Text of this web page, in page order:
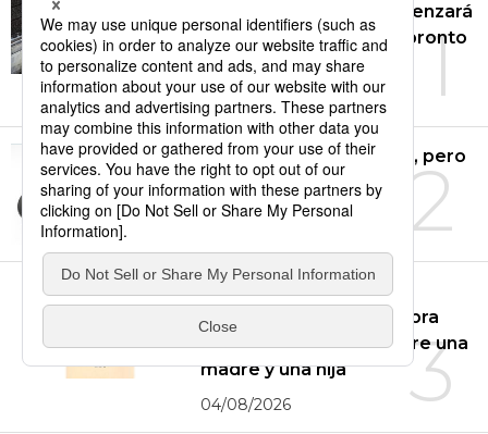
1
‘maglev’ de Japón, comenzará
a funcionar como muy pronto
en 2036
30/07/2026
2
Sartenes: pesan mucho, pero
“duran cien años”
01/08/2026
3
‘La historia de Kaho’, de
Murakami Haruki: una obra
sobre las tensiones entre una
madre y una hija
04/08/2026